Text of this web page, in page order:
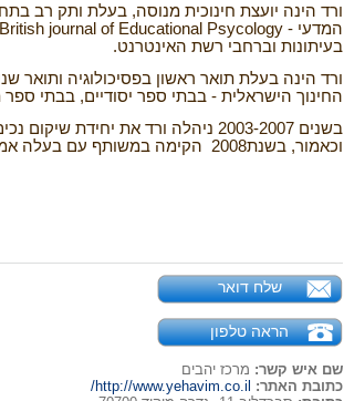
ורד הינה יועצת חינוכית מנוסה, בעלת ותק רב
המדעי journal of Educational Psycology -
בעיתונות וברחבי רשת האינטרנט.
ורד הינה בעלת תואר ראשון בפסיכולוגיה ותואר
החינוך הישראלית - בבתי ספר יסודיים, בבתי ספר
בשנים 2003-2007 ניהלה ורד את יחידת שיקום נכים ומשפחות
וכאמור, בשנת2008 הקימה במשותף עם בעלה
שלח דואר
הראה טלפון
שם איש קשר: מרכז יהבים
כתובת האתר: http://www.yehavim.co.il/